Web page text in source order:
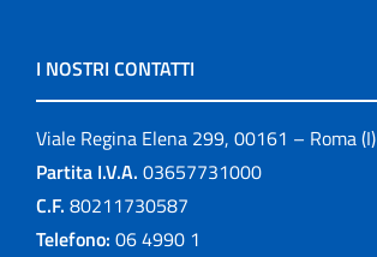
I NOSTRI CONTATTI
Viale Regina Elena 299, 00161 – Roma (I)
Partita I.V.A. 03657731000
C.F. 80211730587
Telefono: 06 4990 1